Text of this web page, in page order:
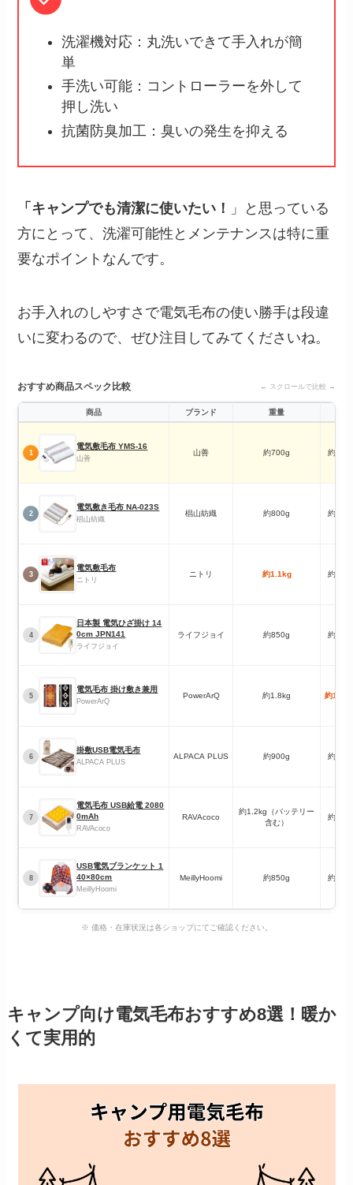
洗濯機対応：丸洗いできて手入れが簡
単
手洗い可能：コントローラーを外して
押し洗い
抗菌防臭加工：臭いの発生を抑える
「キャンプでも清潔に使いたい！
」と思っている
方にとって、洗濯可能性とメンテナンスは特に重
要なポイントなんです。
お手入れのしやすさで電気毛布の使い勝手は段違
いに変わるので、ぜひ注目してみてくださいね。
おすすめ商品スペック比較 ← スクロールで比較 →
商品 ブランド 重量
1
電気敷毛布 YMS-16
山善
山善 約700g 約
2
電気敷き毛布 NA-023S
椙山紡織
椙山紡織 約800g 約
3
電気敷毛布
ニトリ
ニトリ 約1.1kg 約
4
日本製 電気ひざ掛け 14
0cm JPN141
ライフジョイ
ライフジョイ 約850g 約
5
電気毛布 掛け敷き兼用
PowerArQ
PowerArQ 約1.8kg 約
6
掛敷USB電気毛布
ALPACA PLUS
ALPACA PLUS 約900g 約
7
電気毛布 USB給電 2080
0mAh
RAVAcoco
RAVAcoco
約1.2kg（バッテリー
含む）
約
8
USB電気ブランケット 1
40×80cm
MeillyHoomi
MeillyHoomi 約850g 約
※ 価格・在庫状況は各ショップにてご確認ください。
キャンプ向け電気毛布おすすめ8選！暖か
くて実用的